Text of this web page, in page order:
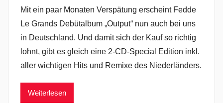
Mit ein paar Monaten Verspätung erscheint Fedde
Le Grands Debütalbum „Output“ nun auch bei uns
in Deutschland. Und damit sich der Kauf so richtig
lohnt, gibt es gleich eine 2-CD-Special Edition inkl.
aller wichtigen Hits und Remixe des Niederländers.
Weiterlesen